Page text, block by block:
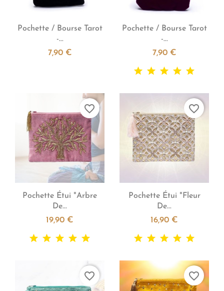
Aperçu rapide
Pochette / Bourse Tarot
-...
7,90 €
Aperçu rapide
Pochette / Bourse Tarot
-...
7,90 €
Aperçu rapide
Pochette Étui "Arbre
De...
19,90 €
favorite_border
Aperçu rapide
Pochette Étui "Fleur
De...
16,90 €
favorite_border
favorite_border favorite_border